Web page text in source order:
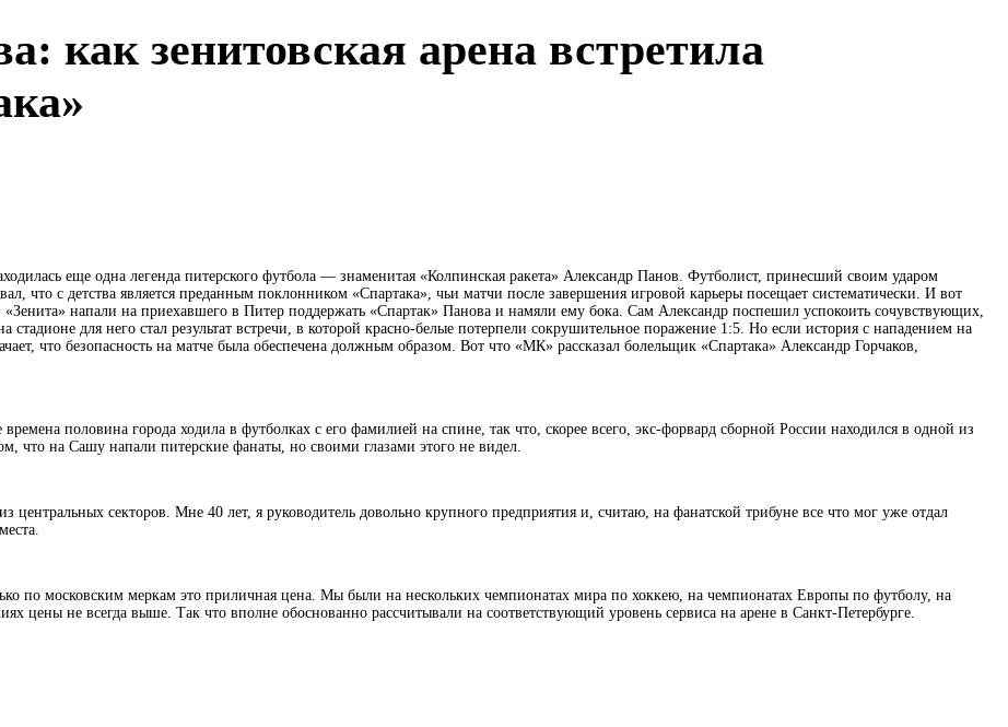
как зенитовская арена встретила
еще одна легенда питерского футбола — знаменитая «Колпинская ракета» Александр Панов. Футболист, принесший своим ударом
что с детства является преданным поклонником «Спартака», чьи матчи после завершения игровой карьеры посещает систематически. И вот
напали на приехавшего в Питер поддержать «Спартак» Панова и намяли ему бока. Сам Александр поспешил успокоить сочувствующих,
для него стал результат встречи, в которой красно-белые потерпели сокрушительное поражение 1:5. Но если история с нападением на
что безопасность на матче была обеспечена должным образом. Вот что «МК» рассказал болельщик «Спартака» Александр Горчаков,
половина города ходила в футболках с его фамилией на спине, так что, скорее всего, экс-форвард сборной России находился в одной из
на Сашу напали питерские фанаты, но своими глазами этого не видел.
секторов. Мне 40 лет, я руководитель довольно крупного предприятия и, считаю, на фанатской трибуне все что мог уже отдал
по московским меркам это приличная цена. Мы были на нескольких чемпионатах мира по хоккею, на чемпионатах Европы по футболу, на
цены не всегда выше. Так что вполне обоснованно рассчитывали на соответствующий уровень сервиса на арене в Санкт-Петербурге.